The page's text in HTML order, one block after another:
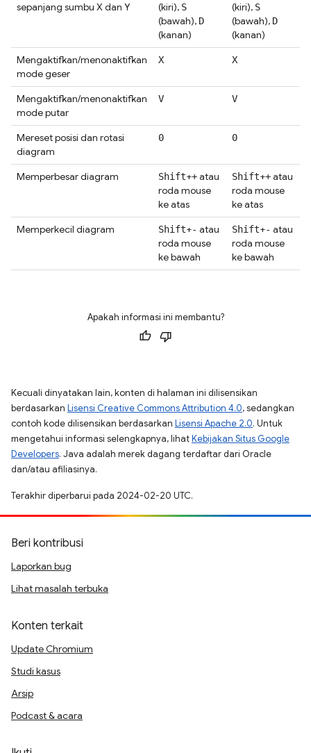
sepanjang sumbu X dan Y
(kiri), S
(bawah), D
(kanan)
(kiri), S
(bawah), D
(kanan)
Mengaktifkan/menonaktifkan
mode geser
X X
Mengaktifkan/menonaktifkan
mode putar
V V
Mereset posisi dan rotasi
diagram
0 0
Memperbesar diagram Shift++atau
roda mouse
ke atas
Shift++atau
roda mouse
ke atas
Memperkecil diagram
Shift+- atau
roda mouse
ke bawah
Shift+- atau
roda mouse
ke bawah
Apakah informasi ini membantu?
Kecuali dinyatakan lain, konten di halaman ini dilisensikan
berdasarkan Lisensi Creative Commons Attribution 4.0, sedangkan
contoh kode dilisensikan berdasarkan Lisensi Apache 2.0. Untuk
mengetahui informasi selengkapnya, lihatKebijakan Situs Google
Developers. Java adalah merek dagang terdaftar dari Oracle
dan/atau afiliasinya.
Terakhir diperbarui pada 2024-02-20 UTC.
Beri kontribusi
Laporkan bug
Lihat masalah terbuka
Konten terkait
Update Chromium
Studi kasus
Arsip
Podcast & acara